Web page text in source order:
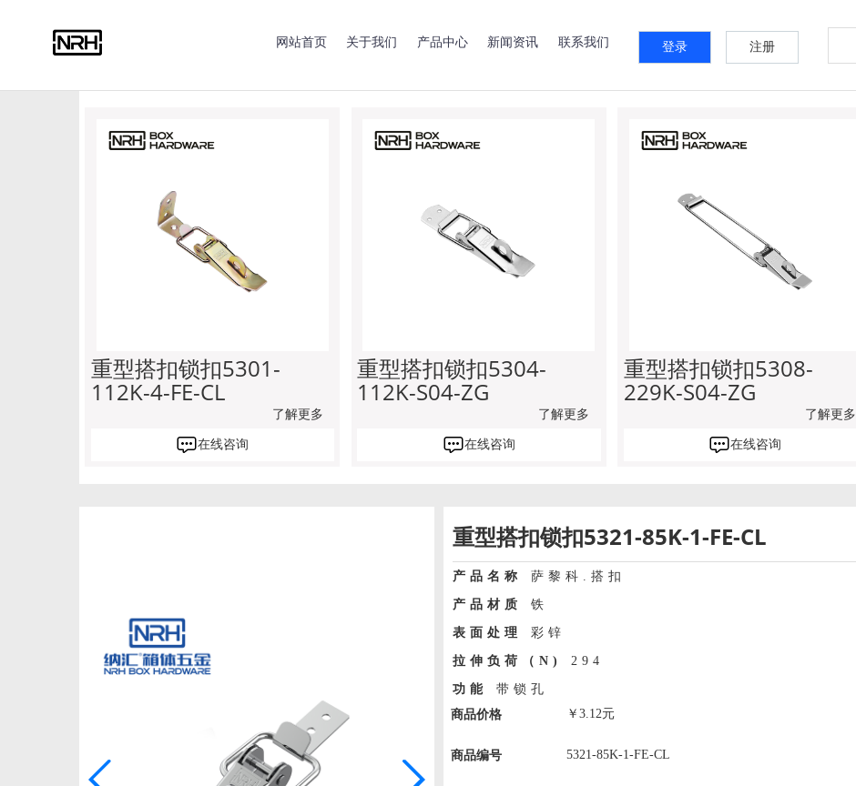
网站首页 关于我们 产品中心 新闻资讯 联系我们 登录 注册
合页系列 标签牌系列
脚垫系列 限位钢丝绳 脚轮系列 船用零部件
重型搭扣
重型搭扣锁扣5301-
112K-4-FE-CL
了解更多
在线咨询
重型搭扣锁扣5304-
112K-S04-ZG
了解更多
在线咨询
重型搭扣锁扣5308-
229K-S04-ZG
了解更多
在线咨询
重型搭扣锁扣5321-85K-1-FE-CL
产品名称 萨黎科.搭扣
产品材质 铁
表面处理 彩锌
拉伸负荷（N) 294
功能
带锁孔
商品价格
￥ 3.12元
商品编号 5321-85K-1-FE-CL